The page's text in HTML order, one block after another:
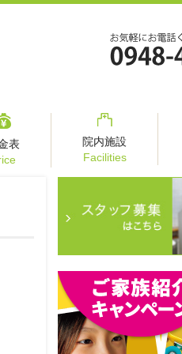
表
院内施設
Facilities